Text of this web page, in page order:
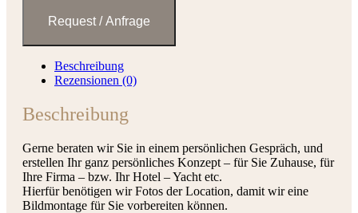
Beschreibung
Rezensionen (0)
Beschreibung
Gerne beraten wir Sie in einem persönlichen Gespräch, und
erstellen Ihr ganz persönliches Konzept – für Sie Zuhause, für
Ihre Firma – bzw. Ihr Hotel – Yacht etc.
Hierfür benötigen wir Fotos der Location, damit wir eine
Bildmontage für Sie vorbereiten können.